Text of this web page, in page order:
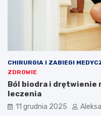
CHIRURGIA I ZABIEGI
ZDROWIE
Ból biodra i drętwienie
leczenia
11 grudnia 2025